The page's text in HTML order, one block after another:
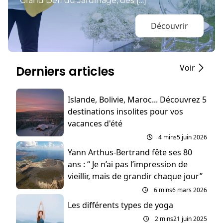
Découvrir
Derniers articles Voir
Islande, Bolivie, Maroc... Découvrez 5
destinations insolites pour vos
vacances d'été
4 mins5 juin 2026
Yann Arthus-Bertrand fête ses 80
ans : “ Je n’ai pas l’impression de
vieillir, mais de grandir chaque jour”
6 mins6 mars 2026
Les différents types de yoga
2 mins21 juin 2025